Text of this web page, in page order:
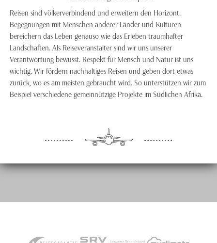
Reisen sind völkerverbindend und erweitern den Horizont.
Begegnungen mit Menschen anderer Länder und Kulturen
bereichern das Leben genauso wie das Erleben traumhafter
Landschaften. Als Reiseveranstalter sind wir uns unserer
Verantwortung bewusst. Respekt für Mensch und Natur ist uns
wichtig. Wir fördern nachhaltiges Reisen und geben dort etwas
zurück, wo es am meisten gebraucht wird. So unterstützen wir zum
Beispiel verschiedene gemeinnützige Projekte im Südlichen Afrika.